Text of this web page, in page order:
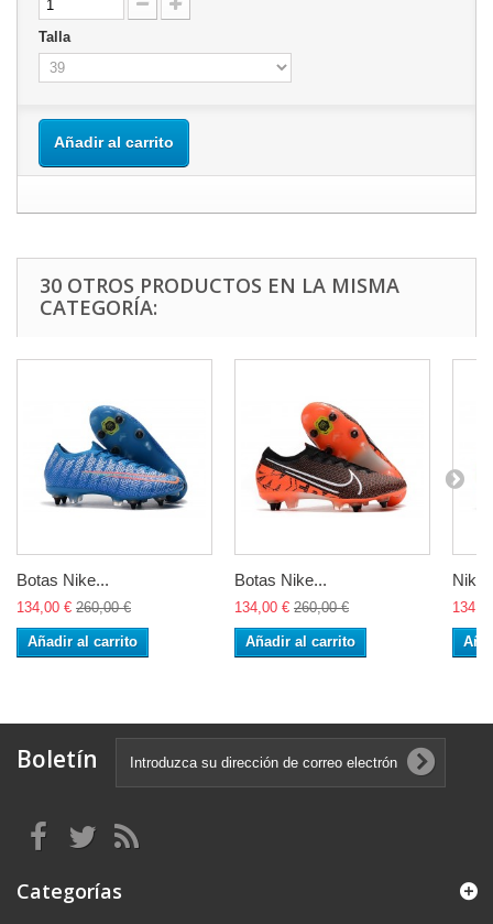
Talla
Añadir al carrito
30 OTROS PRODUCTOS EN LA MISMA
CATEGORÍA:
Botas Nike...
134,00 € 260,00 €
Añadir al carrito
Botas Nike...
134,00 € 260,00 €
Añadir al carrito
Boletín
Categorías